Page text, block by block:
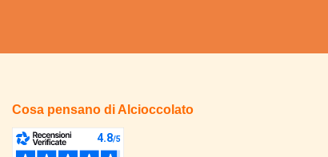
Cosa pensano di Alcioccolato